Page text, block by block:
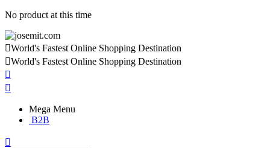
No product at this time
World's Fastest Online Shopping Destination
World's Fastest Online Shopping Destination


Mega Menu
B2B
